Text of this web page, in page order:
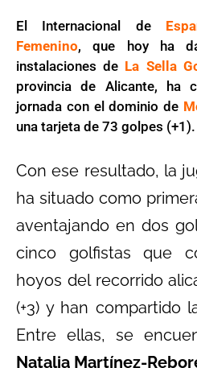
El Internacional de
Femenino, que hoy ha
instalaciones de La Sella
provincia de Alicante, ha
jornada con el dominio de
una tarjeta de 73 golpes (+1).
Con ese resultado, la
ha situado como
aventajando en dos
cinco golfistas que
hoyos del recorrido
(+3) y han compartido
Entre ellas, se
Natalia Martínez-